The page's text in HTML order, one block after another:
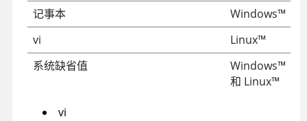
记事本 Windows™
vi
Linux™
系统缺省值
Windows™
和 Linux™
vi